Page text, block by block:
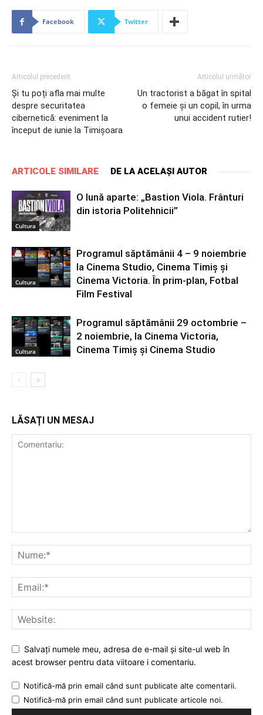
Facebook Twitter
Articolul precedent
Și tu poți afla mai multe
despre securitatea
cibernetică: eveniment la
început de iunie la Timișoara
Articolul următor
Un tractorist a băgat în spital
o femeie și un copil, în urma
unui accident rutier!
ARTICOLE SIMILARE DE LA ACELAȘI AUTOR
Cultura
O lună aparte: „Bastion Viola. Frânturi
din istoria Politehnicii”
Cultura
Programul săptămânii 4 – 9 noiembrie
la Cinema Studio, Cinema Timiș și
Cinema Victoria. În prim-plan, Fotbal
Film Festival
Cultura
Programul săptămânii 29 octombrie –
2 noiembrie, la Cinema Victoria,
Cinema Timiș și Cinema Studio
LĂSAȚI UN MESAJ
Salvați numele meu, adresa de e-mail și site-ul web în
acest browser pentru data viitoare i comentariu.
Notifică-mă prin email când sunt publicate alte comentarii.
Notifică-mă prin email când sunt publicate articole noi.